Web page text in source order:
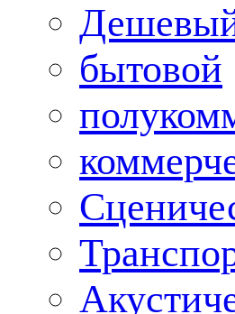
бытовой